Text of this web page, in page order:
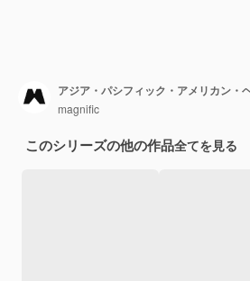
アジア・パシフィック・アメリカン・
magnific
このシリーズの他の作品全てを見る